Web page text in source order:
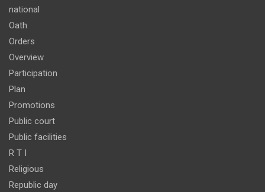
national
Oath
Orders
Overview
Participation
Plan
Promotions
Public court
Public facilities
R T I
Religious
Republic day